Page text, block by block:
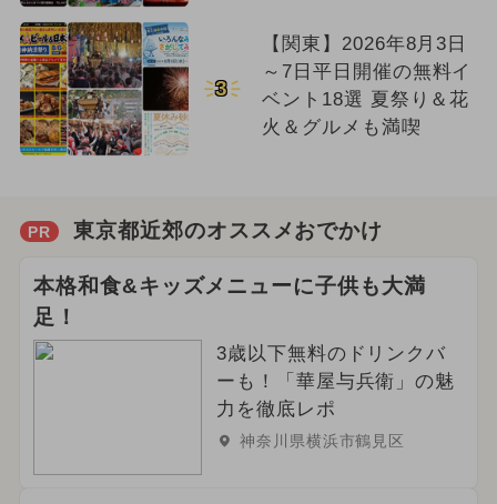
3
【関東】2026年8月3日
～7日平日開催の無料イ
ベント18選 夏祭り＆花
火＆グルメも満喫
PR 東京都近郊のオススメおでかけ
本格和食&キッズメニューに子供も大満
足！
3歳以下無料のドリンクバ
ーも！「華屋与兵衛」の魅
力を徹底レポ
神奈川県横浜市鶴見区